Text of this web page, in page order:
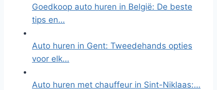
Goedkoop auto huren in België: De beste
tips en…
Auto huren in Gent: Tweedehands opties
voor elk…
Auto huren met chauffeur in Sint-Niklaas:…